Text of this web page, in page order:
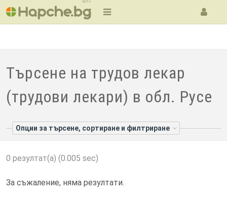
BETA
Търсене на трудов лекар
(трудови лекари) в обл. Русе
Опции за търсене, сортиране и филтриране
0 резултат(а) (0.005 sec)
За съжаление, няма резултати.